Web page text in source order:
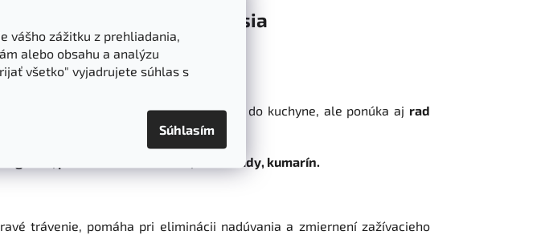
vášho zážitku z prehliadania,
alebo obsahu a analýzu
všetko" vyjadrujete súhlas s
Súhlasím
Diskusia
foeniculi
, prináša nielen jedinečnú chuť do kuchyne, ale ponúka aj rad
pinénom a limonénom, flavonoidy, kumarín.
trávenie, pomáha pri eliminácii nadúvania a zmiernení zažívacieho